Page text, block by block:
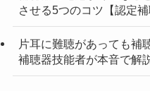
させる5つのコツ【認定補
片耳に難聴があっても補
補聴器技能者が本音で解